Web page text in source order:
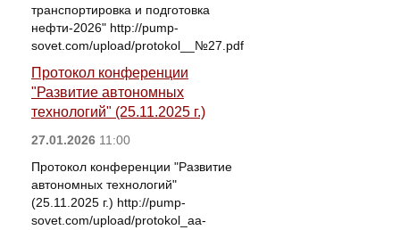
транспортировка и подготовка
нефти-2026" http://pump-
sovet.com/upload/protokol__№27.pdf
Протокол конференции
"Развитие автономных
технологий" (25.11.2025 г.)
27.01.2026 11:00
Протокол конференции "Развитие
автономных технологий"
(25.11.2025 г.) http://pump-
sovet.com/upload/protokol_aa-